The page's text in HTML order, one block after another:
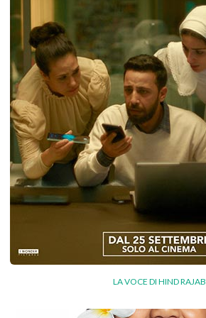
LA VOCE DI HIND RAJAB